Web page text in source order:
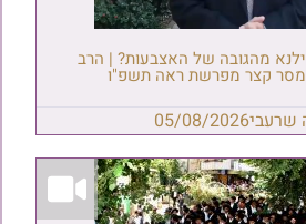
מהגובה של האצבעות? | הרב
קצר מפרשת ראה תשפ"ו
שרעבי05/08/2026